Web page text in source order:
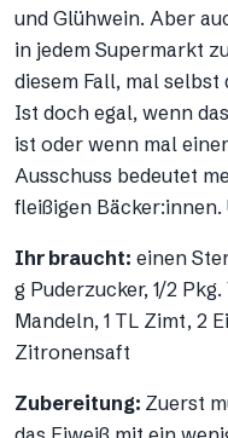
und Glühwein. Aber
in jedem Supermarkt
diesem Fall, mal
Ist doch egal, wenn
ist oder wenn mal
Ausschuss bedeutet
fleißigen Bäcker:innen.
Ihr braucht: einen
g Puderzucker, 1/2
Mandeln, 1 TL Zimt, 2
Zitronensaft
Zubereitung: Zuerst